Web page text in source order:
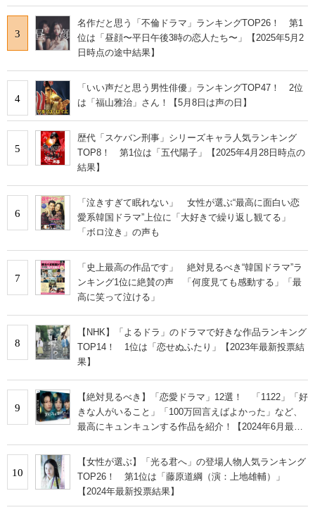
3
名作だと思う「不倫ドラマ」ランキングTOP26！ 第1
位は「昼顔〜平日午後3時の恋人たち〜」【2025年5月2
日時点の途中結果】
4
「いい声だと思う男性俳優」ランキングTOP47！ 2位
は「福山雅治」さん！【5月8日は声の日】
5
歴代「スケバン刑事」シリーズキャラ人気ランキング
TOP8！ 第1位は「五代陽子」【2025年4月28日時点の
結果】
6
「泣きすぎて眠れない」 女性が選ぶ“最高に面白い恋
愛系韓国ドラマ”上位に「大好きで繰り返し観てる」
「ボロ泣き」の声も
7
「史上最高の作品です」 絶対見るべき“韓国ドラマ”ラ
ンキング1位に絶賛の声 「何度見ても感動する」「最
高に笑って泣ける」
8
【NHK】「よるドラ」のドラマで好きな作品ランキング
TOP14！ 1位は「恋せぬふたり」【2023年最新投票結
果】
9
【絶対見るべき】「恋愛ドラマ」12選！ 「1122」「好
きな人がいること」「100万回言えばよかった」など、
最高にキュンキュンする作品を紹介！【2024年6月最新
10
【女性が選ぶ】「光る君へ」の登場人物人気ランキング
TOP26！ 第1位は「藤原道綱（演：上地雄輔）」
【2024年最新投票結果】